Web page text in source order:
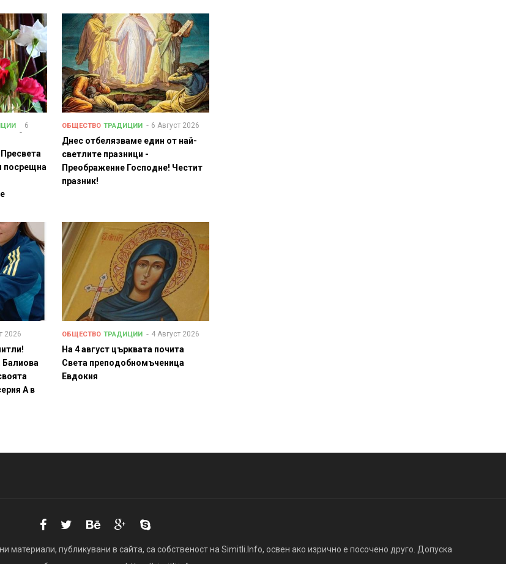
6
посрещна
ОБЩЕСТВО ТРАДИЦИИ 6 Август 2026
Днес отбелязваме един от най-
светлите празници -
Преображение Господне! Честит
празник!
2026
А в
ОБЩЕСТВО ТРАДИЦИИ 4 Август 2026
На 4 август църквата почита
Света преподобномъченица
Евдокия
материали, публикувани в сайта, са собственост на Simitli.Info, освен ако изрично е посочено друго. Допуска